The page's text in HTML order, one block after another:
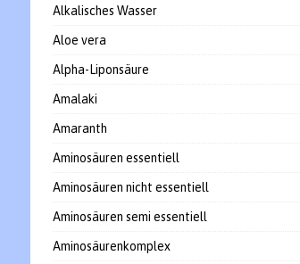
Alkalisches Wasser
Aloe vera
Alpha-Liponsäure
Amalaki
Amaranth
Aminosäuren essentiell
Aminosäuren nicht essentiell
Aminosäuren semi essentiell
Aminosäurenkomplex